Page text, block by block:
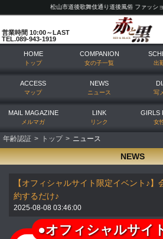
松山市道後歌舞伎通り道後風俗 ファッショ
営業時間 10:00～LAST
TEL.089-943-1919
HOME
トップ
COMPANION
女の子一覧 出
ACCESS
マップ
NEWS
ニュース 写
MAIL MAGAZINE
メルマガ
LINK
リンク
GIRLS
女
年齢認証 トップ ニュース
NEWS
【オフィシャルサイト限定イベント♪
約するだけ♪
2025-08-08 03:46:00
●オフィシャルサイ